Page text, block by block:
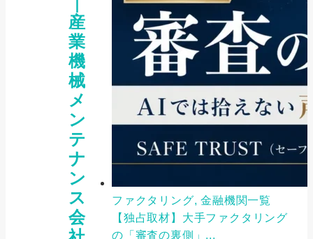
産
業
機
械
メ
ン
テ
ナ
ン
ス
会
ファクタリング, 金融機関一覧
【独占取材】大手ファクタリング
の「審査の裏側」...